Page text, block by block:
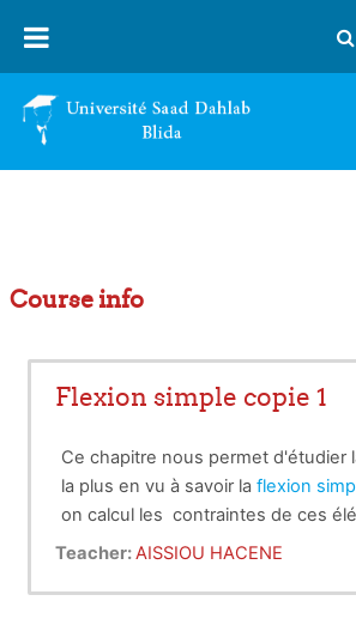
Course info
Flexion simple copie 1
Ce chapitre nous permet d'étudier
la plus en vu à savoir la flexion
on calcul les contraintes de ces
vérifie leurs résistances ..
Teacher:AISSIOU HACENE